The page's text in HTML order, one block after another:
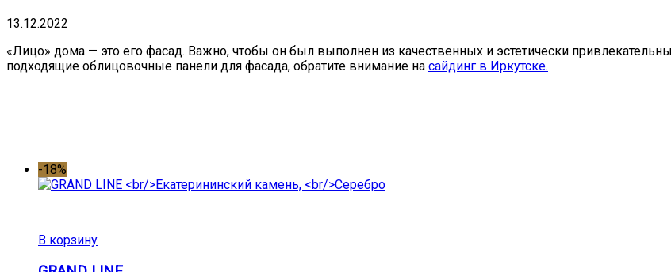
13.12.2022
«Лицо» дома — это его фасад. Важно, чтобы он был выполнен из качественных и эстетически
подходящие облицовочные панели для фасада, обратите внимание на сайдинг в Иркутске.
-18%
В корзину